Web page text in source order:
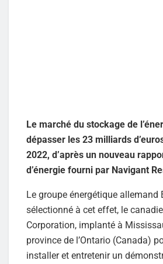
Le marché du stockage de
dépasser les 23 milliards
2022, d’après un nouveau
d’énergie fourni par Navigant
Le groupe énergétique allemand
sélectionné à cet effet, le
Corporation, implanté à
province de l’Ontario (Canada)
installer et entretenir un